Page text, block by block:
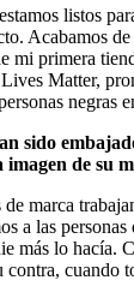
listos
Acabamos
mi primera
Matter,
negras
sido
de su
marca
a las personas
más lo hacía.
contra, cuando